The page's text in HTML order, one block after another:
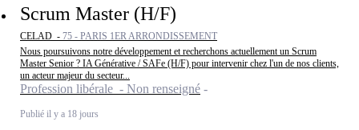
Scrum Master (H/F)
CELAD - 75 - PARIS 1ER ARRONDISSEMENT
Nous poursuivons notre développement et recherchons actuellement un Scrum
Master Senior ? IA Générative / SAFe (H/F) pour intervenir chez l'un de nos clients,
un acteur majeur du secteur...
Profession libérale - Non renseigné
Publié il y a 18 jours